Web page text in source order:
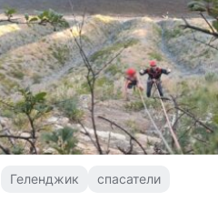
Геленджик спасатели